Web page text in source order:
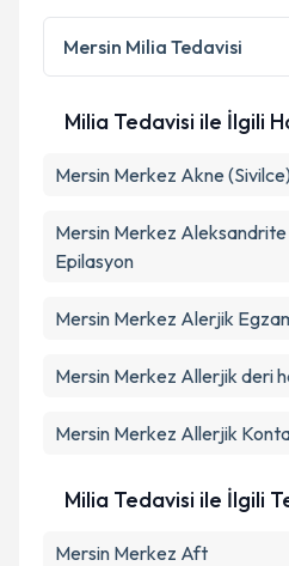
Mersin Milia Tedavisi
Milia Tedavisi ile İlgili
Mersin Merkez Akne
Mersin Merkez
Epilasyon
Mersin Merkez Alerjik
Mersin Merkez Allerjik deri
Mersin Merkez Allerjik
Milia Tedavisi ile İlgili
Mersin Merkez Aft